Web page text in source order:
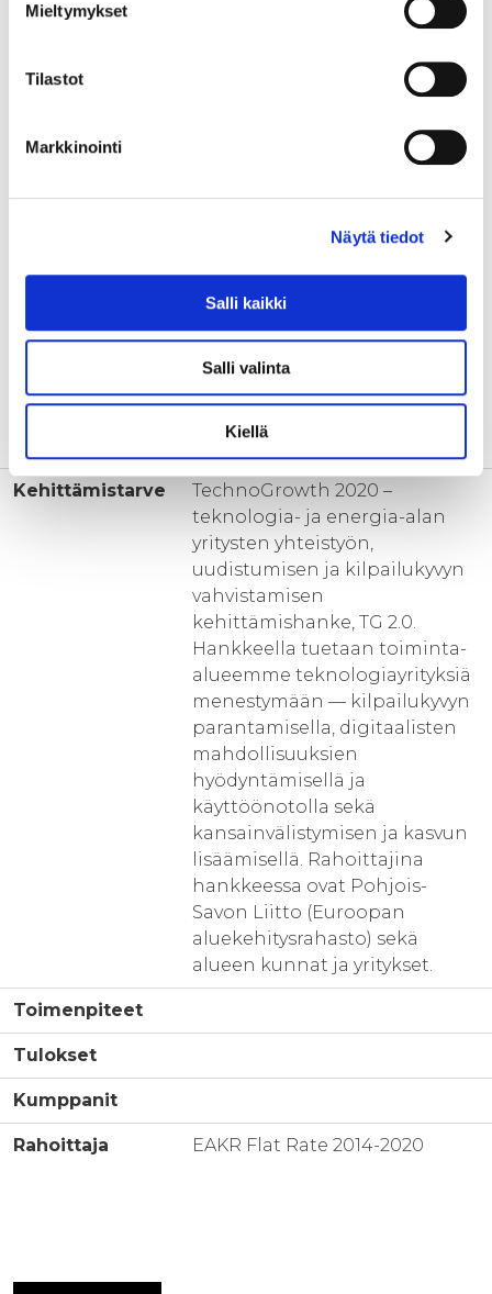
Mieltymykset
Tilastot
Markkinointi
Näytä tiedot
Salli kaikki
Salli valinta
Kiellä
syventäminen sekä TKI-
käyttö sekä kehittäminen ja
kehittäminen sekä energia-ja
Ski-analyysit
Infotilaisuudet ja
yhteistyömuiden hankkeiden
kanssa
osaamisenedistäminen
Kehittämistarve
TechnoGrowth 2020 –
teknologia- ja energia-alan
yritysten yhteistyön,
uudistumisen ja kilpailukyvyn
vahvistamisen
kehittämishanke, TG 2.0.
Hankkeella tuetaan toiminta-
alueemme teknologiayrityksiä
menestymään — kilpailukyvyn
parantamisella, digitaalisten
mahdollisuuksien
hyödyntämisellä ja
käyttöönotolla sekä
kansainvälistymisen ja kasvun
lisäämisellä. Rahoittajina
hankkeessa ovat Pohjois-
Savon Liitto (Euroopan
aluekehitysrahasto) sekä
alueen kunnat ja yritykset.
Toimenpiteet
Tulokset
Kumppanit
Rahoittaja EAKR Flat Rate 2014-2020